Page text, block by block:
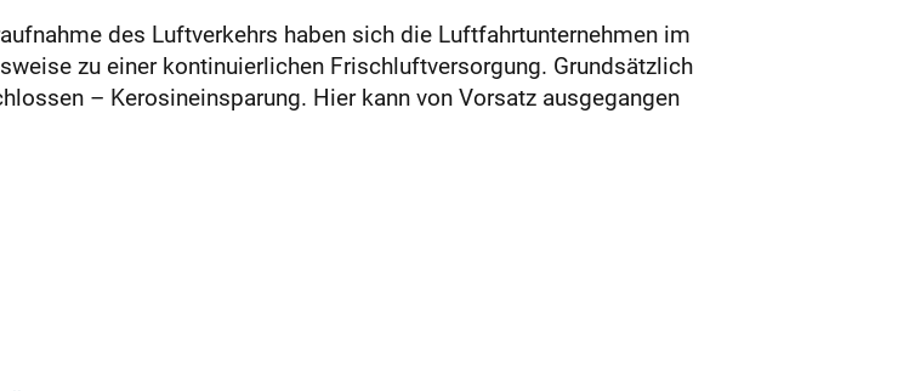
des Luftverkehrs haben sich die Luftfahrtunternehmen im
zu einer kontinuierlichen Frischluftversorgung. Grundsätzlich
– Kerosineinsparung. Hier kann von Vorsatz ausgegangen